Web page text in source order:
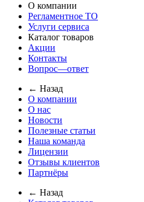
О компании
Регламентное ТО
Услуги сервиса
Каталог товаров
Акции
Контакты
Вопрос—ответ
← Назад
О компании
О нас
Новости
Полезные статьи
Наша команда
Лицензии
Отзывы клиентов
Партнёры
← Назад